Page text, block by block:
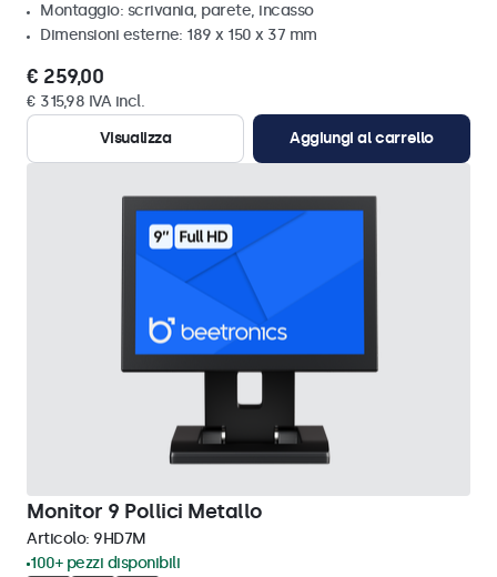
Montaggio: scrivania, parete, incasso
Dimensioni esterne: 189 x 150 x 37 mm
€ 259,00
€ 315,98 IVA incl.
Visualizza
Aggiungi al carrello
Monitor 9 Pollici Metallo
Articolo: 9HD7M
100+ pezzi disponibili